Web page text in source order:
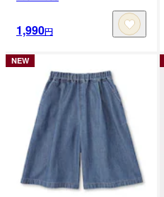
1,990円
NEW